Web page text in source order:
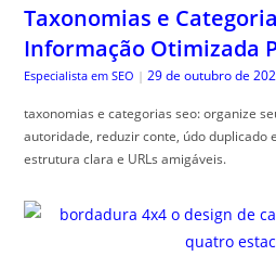
Taxonomias e
Informação Otimizada
Especialista em SEO | 29 de outubro de
taxonomias e categorias seo: organize
autoridade, reduzir conte, údo duplicado
estrutura clara e URLs amigáveis.